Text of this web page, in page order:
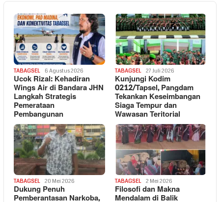
TABAGSEL 6 Agustus 2026
Ucok Rizal: Kehadiran
Wings Air di Bandara JHN
Langkah Strategis
Pemerataan
Pembangunan
TABAGSEL 27 Juli 2026
Kunjungi Kodim
0212/Tapsel, Pangdam
Tekankan Keseimbangan
Siaga Tempur dan
Wawasan Teritorial
TABAGSEL 20 Mei 2026
Dukung Penuh
Pemberantasan Narkoba,
TABAGSEL 2 Mei 2026
Filosofi dan Makna
Mendalam di Balik